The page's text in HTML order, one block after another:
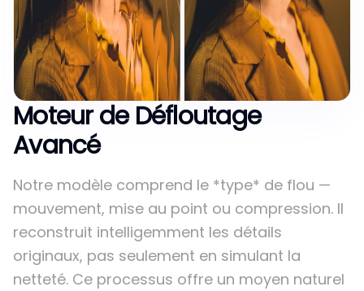
Moteur de Défloutage
Avancé
Notre modèle comprend le *type* de flou —
mouvement, mise au point ou compression. Il
reconstruit intelligemment les détails
originaux, pas seulement en simulant la
netteté. Ce processus offre un moyen naturel